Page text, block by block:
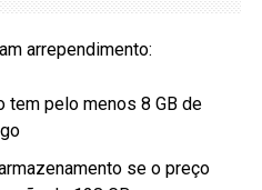
arrependimento:
tem pelo menos 8 GB de
se o preço